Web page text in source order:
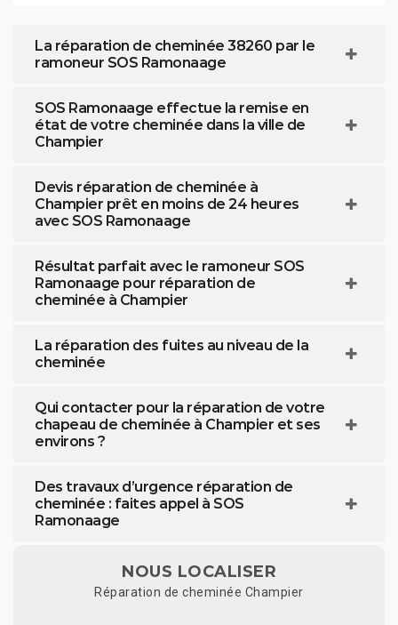
La réparation de cheminée 38260 par le
ramoneur SOS Ramonaage
SOS Ramonaage effectue la remise en
état de votre cheminée dans la ville de
Champier
Devis réparation de cheminée à
Champier prêt en moins de 24 heures
avec SOS Ramonaage
Résultat parfait avec le ramoneur SOS
Ramonaage pour réparation de
cheminée à Champier
La réparation des fuites au niveau de la
cheminée
Qui contacter pour la réparation de votre
chapeau de cheminée à Champier et ses
environs ?
Des travaux d’urgence réparation de
cheminée : faites appel à SOS
Ramonaage
NOUS LOCALISER
Réparation de cheminée Champier